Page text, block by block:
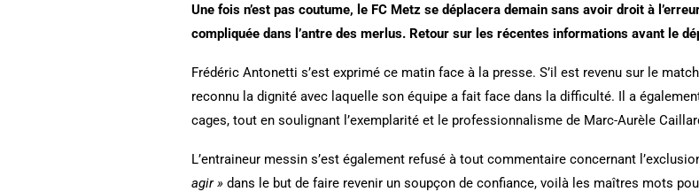
Une fois n’est pas coutume, le FC Metz se déplacera demain sans avoir droit à
compliquée dans l’antre des merlus. Retour sur les récentes informations avant le
Frédéric Antonetti s’est exprimé ce matin face à la presse. S’il est revenu sur le
reconnu la dignité avec laquelle son équipe a fait face dans la difficulté. Il a
cages, tout en soulignant l’exemplarité et le professionnalisme de Marc-Aurèle
L’entraineur messin s’est également refusé à tout commentaire concernant
agir » dans le but de faire revenir un soupçon de confiance, voilà les maîtres mots